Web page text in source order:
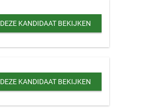
DEZE KANDIDAAT BEKIJKEN
DEZE KANDIDAAT BEKIJKEN